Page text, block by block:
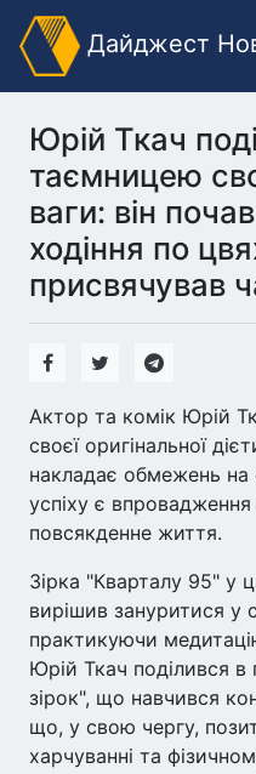
Дайджест
Юрій Ткач
таємницею
ваги: він
ходіння по
присвячував
Актор та комік Юрій
своєї оригінальної
накладає обмежень на
успіху є
повсякденне життя.
Зірка "Кварталу 95" у
вирішив зануритися у
практикуючи
Юрій Ткач поділився
зірок", що навчився
що, у свою чергу,
харчуванні та